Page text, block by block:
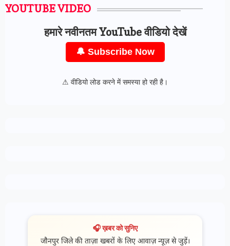
YOUTUBE VIDEO
हमारे नवीनतम YouTube वीडियो देखें
🔔 Subscribe Now
⚠ वीडियो लोड करने में समस्या हो रही है।
🎧 ख़बर को सुनिए
जौनपुर जिले की ताज़ा खबरों के लिए आवाज़ न्यूज़ से जुड़ें।